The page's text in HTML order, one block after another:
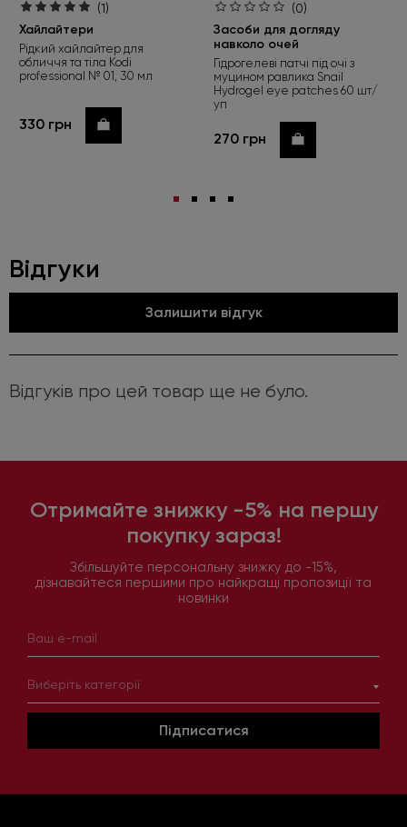
(1)
Хайлайтери
Рідкий хайлайтер для
обличчя та тіла Kodi
professional № 01, 30 мл
330 грн Купити
(0)
Засоби для догляду
навколо очей
Гідрогелеві патчі під очі з
муцином равлика Snail
Hydrogel eye patches 60 шт/
уп
270 грн Купити
Відгуки
Залишити відгук
Відгуків про цей товар ще не було.
Отримайте знижку -5% на першу
покупку зараз!
Збільшуйте персональну знижку до -15%,
дізнавайтеся першими про найкращі пропозиції та
новинки
Виберіть категорії
Підписатися